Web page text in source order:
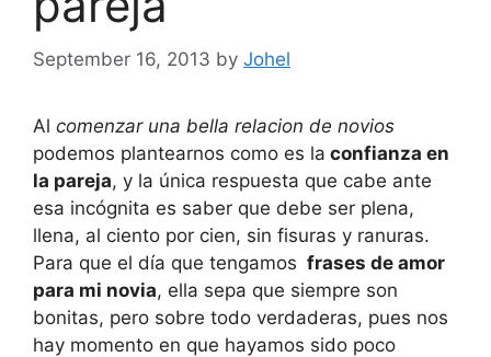
September 16, 2013 by Johel
Al comenzar una bella relacion de novios
podemos plantearnos como es la confianza en
la pareja, y la única respuesta que cabe ante
esa incógnita es saber que debe ser plena,
llena, al ciento por cien, sin fisuras y ranuras.
Para que el día que tengamos frases de amor
para mi novia, ella sepa que siempre son
bonitas, pero sobre todo verdaderas, pues nos
hay momento en que hayamos sido poco